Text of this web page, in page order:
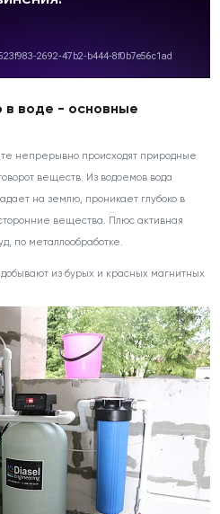
в воде - основные
непрерывно происходят природные
веществ. Из водоемов вода
на землю, проникает глубоко в
вещества. Плюс активная
по металлообработке.
из бурых и красных магнитных